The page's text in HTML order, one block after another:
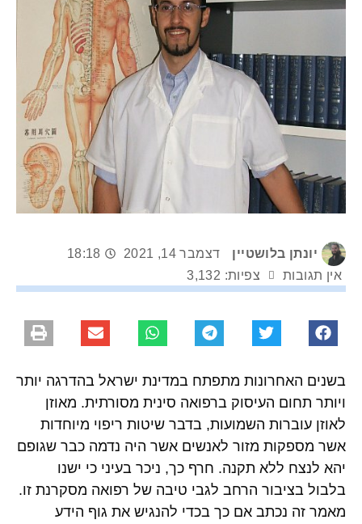
יונתן בלושטיין דצמבר 14, 2021
18:18
אין תגובות
צפיות: 3,132
בשנים האחרונות מתפתח במדינת ישראל בהדרגה יותר
ויותר תחום העיסוק ברפואה סינית מסורתית. מאוזן
לאוזן עוברות השמועות, בדבר שיטות ריפוי מיוחדות
אשר מספקות מזור לאנשים אשר היה נדמה כבר שגופם
יהא לנצח ללא תקנה. חרף כך, ניכר בעיני כי ישנו
בלבול בציבור הרחב לגבי טיבה של רפואה מסקרנת זו.
מאמר זה נכתב אם כך בכדי להנגיש את גוף הידע